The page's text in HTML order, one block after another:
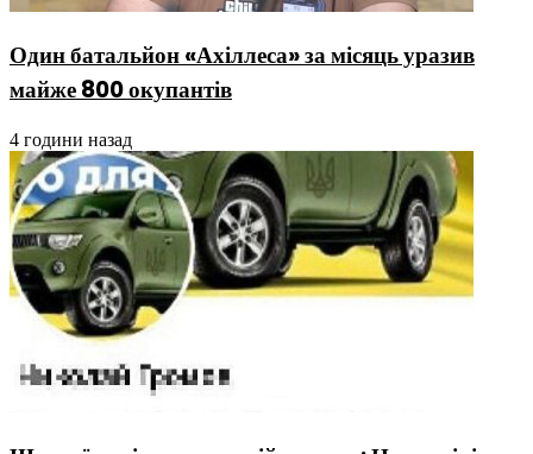
Один батальйон «Ахіллеса» за місяць уразив
майже 800 окупантів
4 години назад